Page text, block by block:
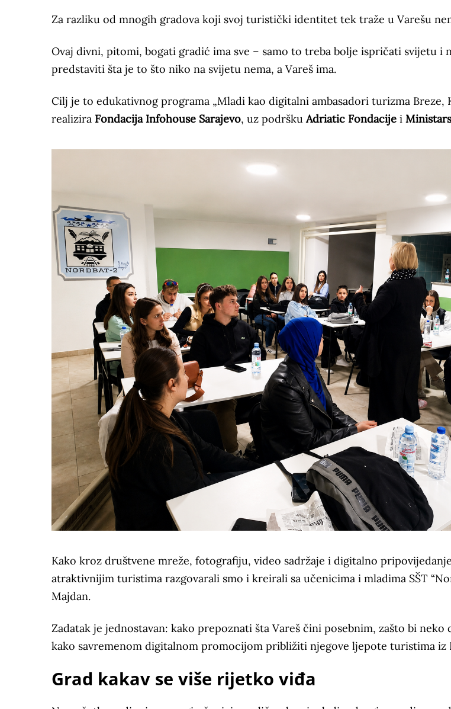
Za razliku od mnogih gradova koji svoj turistički identitet tek traže u Varešu
Ovaj divni, pitomi, bogati gradić ima sve – samo to treba bolje ispričati svijetu i
predstaviti šta je to što niko na svijetu nema, a Vareš ima.
Cilj je to edukativnog programa „Mladi kao digitalni ambasadori turizma Breze,
realizira Fondacija Infohouse Sarajevo, uz podrškuAdriatic Fondacije i
Kako kroz društvene mreže, fotografiju, video sadržaje i digitalno
atraktivnijim turistima razgovarali smo i kreirali sa učenicima i mladima SŠT
Majdan.
Zadatak je jednostavan: kako prepoznati šta Vareš čini posebnim, zašto bi neko
kako savremenom digitalnom promocijom približiti njegove ljepote turistima iz
Grad kakav se više rijetko viđa